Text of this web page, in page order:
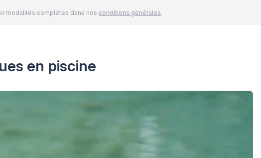
modalités complètes dans nos conditions générales.
en piscine